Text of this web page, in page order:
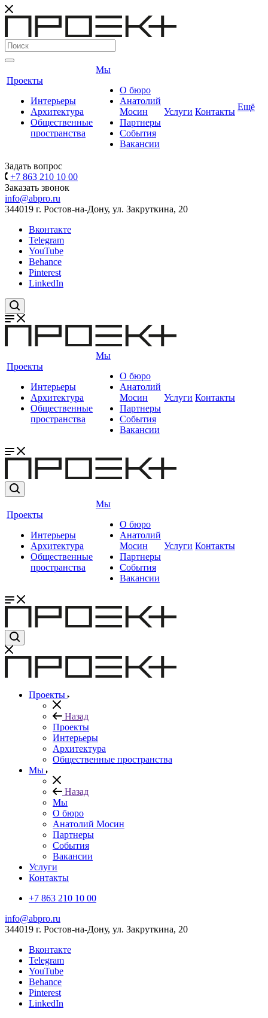
Проекты
Интерьеры
Архитектура
Общественные
пространства
Мы
О бюро
Анатолий
Мосин
Партнеры
События
Вакансии
Услуги Контакты Ещё
Задать вопрос
+7 863 210 10 00
Заказать звонок
info@abpro.ru
344019 г. Ростов-на-Дону, ул. Закруткина, 20
Вконтакте
Telegram
YouTube
Behance
Pinterest
LinkedIn
Проекты
Интерьеры
Архитектура
Общественные
пространства
Мы
О бюро
Анатолий
Мосин
Партнеры
События
Вакансии
Услуги Контакты
Проекты
Интерьеры
Архитектура
Общественные
пространства
Мы
О бюро
Анатолий
Мосин
Партнеры
События
Вакансии
Услуги Контакты
Проекты
Назад
Проекты
Интерьеры
Архитектура
Общественные пространства
Мы
Назад
Мы
О бюро
Анатолий Мосин
Партнеры
События
Вакансии
Услуги
Контакты
+7 863 210 10 00
info@abpro.ru
344019 г. Ростов-на-Дону, ул. Закруткина, 20
Вконтакте
Telegram
YouTube
Behance
Pinterest
LinkedIn